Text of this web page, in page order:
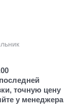
точную цену
у менеджера